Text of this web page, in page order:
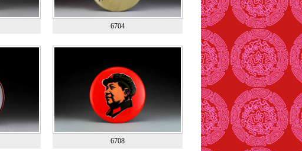
6704
6708